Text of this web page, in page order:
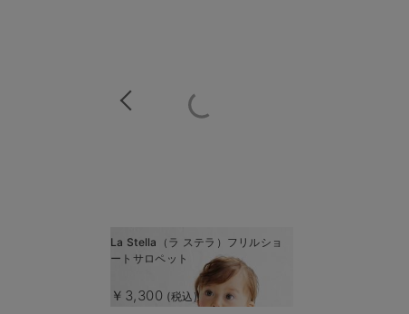
商
品
細
商
詳
La Stella（ラ ステラ）フリルショ
ートサロペット
￥3,300 (税込)